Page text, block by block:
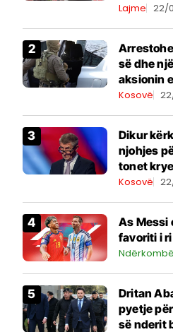
Lajme 22/
së dhe
aksionin
Kosovë
Dikur
njohjes
tonet
vizitës në
Kosovë
As Messi
favoriti i
Dritan
pyetje
së nderit